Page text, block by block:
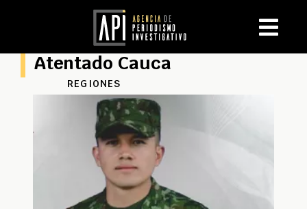
Atentado Cauca
REGIONES